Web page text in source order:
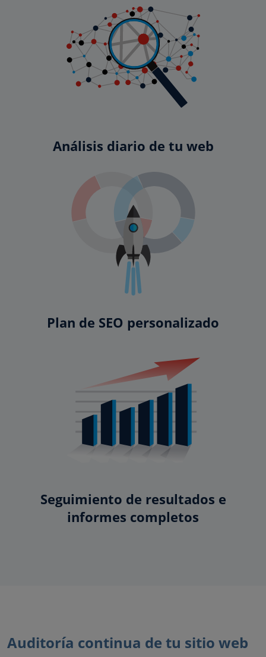
Análisis diario de tu web
Plan de SEO personalizado
Seguimiento de resultados e
informes completos
Auditoría continua de tu sitio web